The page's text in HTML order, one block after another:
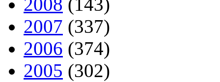
2007 (337)
2006 (374)
2005 (302)